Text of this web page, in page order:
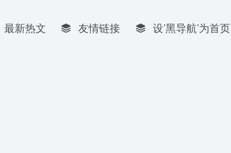
最新热文 友情链接 设’黑导航’为首页